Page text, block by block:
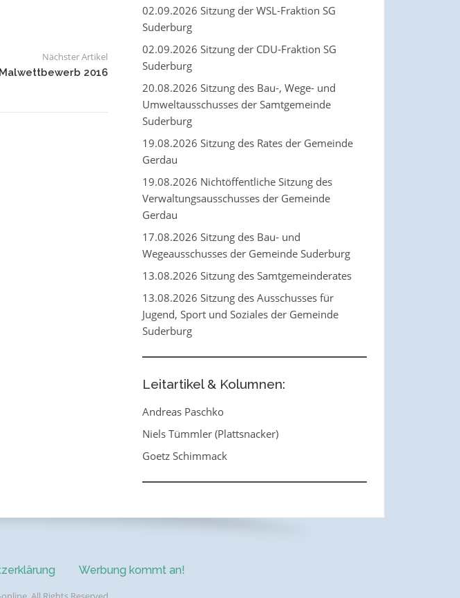
Nächster Artikel
Malwettbewerb 2016
02.09.2026 Sitzung der WSL-Fraktion SG
Suderburg
02.09.2026 Sitzung der CDU-Fraktion SG
Suderburg
20.08.2026 Sitzung des Bau-, Wege- und
Umweltausschusses der Samtgemeinde
Suderburg
19.08.2026 Sitzung des Rates der Gemeinde
Gerdau
19.08.2026 Nichtöffentliche Sitzung des
Verwaltungsausschusses der Gemeinde
Gerdau
17.08.2026 Sitzung des Bau- und
Wegeausschusses der Gemeinde Suderburg
13.08.2026 Sitzung des Samtgemeinderates
13.08.2026 Sitzung des Ausschusses für
Jugend, Sport und Soziales der Gemeinde
Suderburg
Leitartikel & Kolumnen:
Andreas Paschko
Niels Tümmler (Plattsnacker)
Goetz Schimmack
Werbung kommt an!